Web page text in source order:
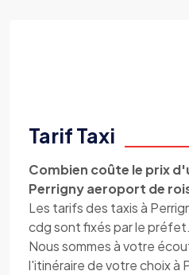
Tarif Taxi
Combien coûte le prix
Perrigny aeroport de
Les tarifs des taxis à
cdg sont fixés par le préfet.
Nous sommes à votre
l'itinéraire de votre choix à